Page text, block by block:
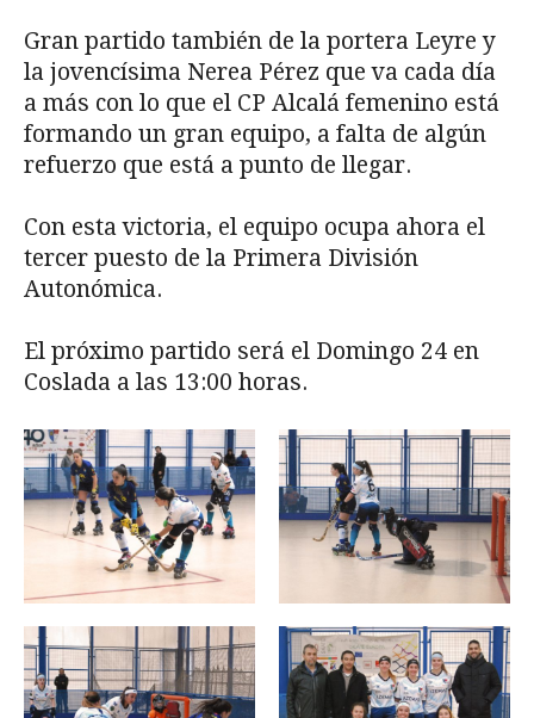
Gran partido también de la portera Leyre y
la jovencísima Nerea Pérez que va cada día
a más con lo que el CP Alcalá femenino está
formando un gran equipo, a falta de algún
refuerzo que está a punto de llegar.
Con esta victoria, el equipo ocupa ahora el
tercer puesto de la Primera División
Autonómica.
El próximo partido será el Domingo 24 en
Coslada a las 13:00 horas.